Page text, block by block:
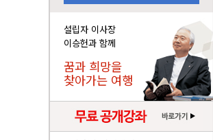
설립자 이사장
이승헌과 함께
꿈과 희망을
찾아가는 여행